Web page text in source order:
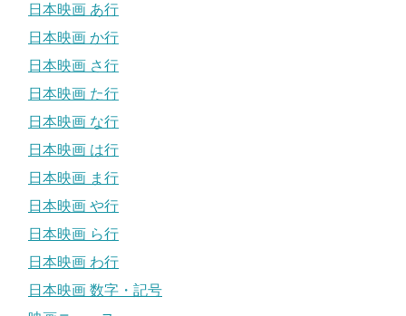
日本映画 あ行
日本映画 か行
日本映画 さ行
日本映画 た行
日本映画 な行
日本映画 は行
日本映画 ま行
日本映画 や行
日本映画 ら行
日本映画 わ行
日本映画 数字・記号